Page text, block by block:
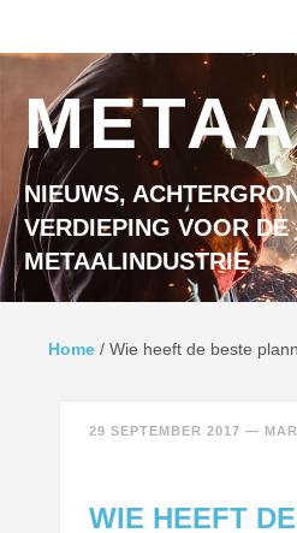
NIEUWS,
VERDIEPING VOOR DE
METAALINDUSTRIE
Home / Wie heeft de beste
29 SEPTEMBER 2017 —
WIE HEEFT